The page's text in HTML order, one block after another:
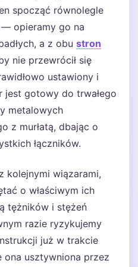
spocząć równolegle
opieramy go na
a z obu stron
nie przewrócił się
ustawiony i
gotowy do trwałego
metalowych
z murłatą, dbając o
łączników.
kolejnymi wiązarami,
o właściwym ich
tężników i stężeń
razie ryzykujemy
już w trakcie
ona usztywniona przez